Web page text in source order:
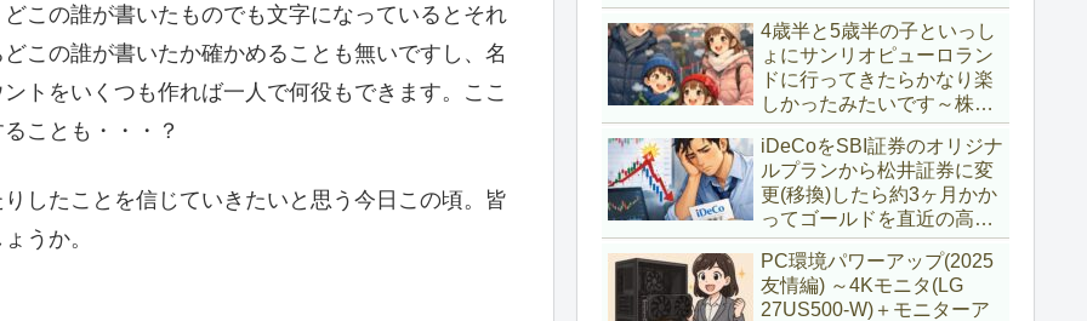
この誰が書いたものでも文字になっているとそれ
この誰が書いたか確かめることも無いですし、名
トをいくつも作れば一人で何役もできます。ここ
ことも・・・？
したことを信じていきたいと思う今日この頃。皆
うか。
4歳半と5歳半の子といっし
ょにサンリオピューロラン
ドに行ってきたらかなり楽
しかったみたいです～株主
優待券利用～
iDeCoをSBI証券のオリジナ
ルプランから松井証券に変
更(移換)したら約3ヶ月かか
ってゴールドを直近の高値
で購入していた話
PC環境パワーアップ(2025
友情編) ～4Kモニタ(LG
27US500-W)＋モニターア